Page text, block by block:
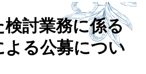
討業務に係る
る公募につい